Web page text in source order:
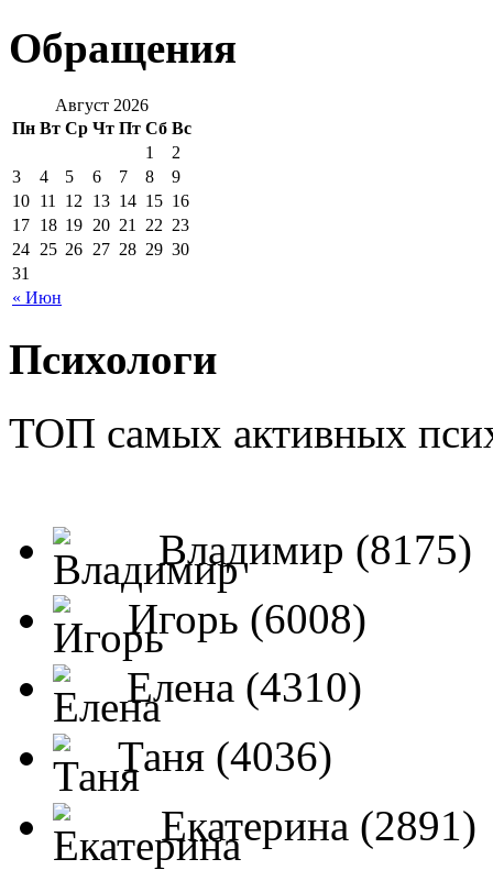
Обращения
Август 2026
Пн Вт Ср Чт Пт Сб Вс
« Июн
1
2
3
4 5 6 7 8
9
10 11 12 13 14 15 16
17 18 19 20 21 22 23
24 25 26 27 28 29 30
31
Психологи
ТОП самых активных
Владимир (8175)
Игорь (6008)
Елена (4310)
Таня (4036)
Екатерина (2891)